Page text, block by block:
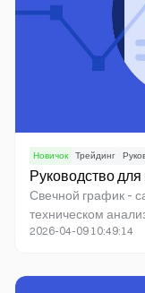
Новичок Трейдинг
Руководство
Свечной график -
техническом
может помочь в
2026-04-09 10:49:14